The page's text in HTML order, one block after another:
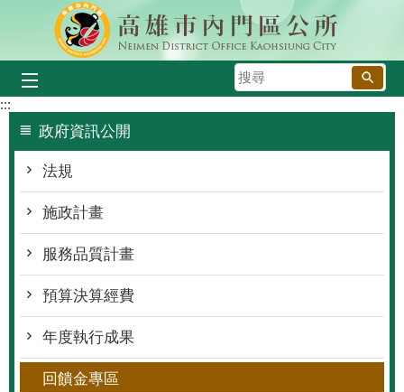
跳到主要內容區塊
搜
尋
:::
政府資訊公開
法規
施政計畫
服務品質計畫
預算決算經費
年度執行成果
回饋金專區